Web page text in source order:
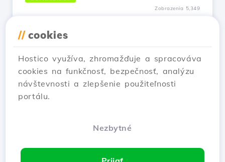
Zobrazenia 5,349
pluginu Softaculous v cPaneli
Zistite, ako nainštalovať webové aplikácie
pomocou pluginu cPanel Softaculous.
Sprievodca krok za krokom pre inštaláciu
WordPressu a správu aplikácií.
// cookies
Hostico využíva, zhromažďuje a spracováva
cookies na funkčnosť, bezpečnosť, analýzu
návštevnosti a zlepšenie použiteľnosti
portálu.
Nezbytné